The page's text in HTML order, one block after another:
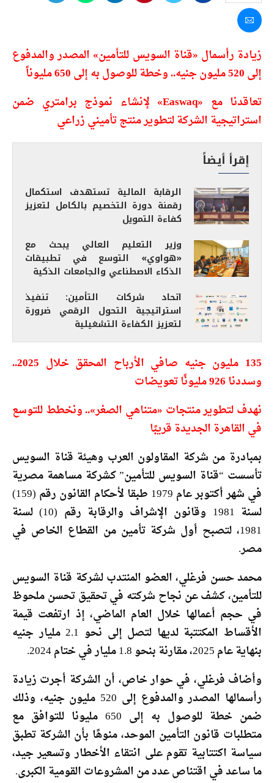
زيادة رأسمال «قناة السويس للتأمين» المصدر والمدفوع
إلى 520 مليون جنيه.. وخطة للوصول به إلى 650 مليوناً
تعاقدنا مع «Easwaq» لإنشاء نموذج برامتري ضمن
استراتيجية الشركة لتطوير منتج تأميني زراعي
إقرأ أيضاً
الرقابة المالية تستهدف استكمال
رقمنة دورة التخصيم بالكامل لتعزيز
كفاءة التمويل
وزير التعليم العالي يبحث مع
«هواوي» التوسع في تطبيقات
الذكاء الاصطناعي والجامعات الذكية
اتحاد شركات التأمين: تنفيذ
استراتيجية التحول الرقمي ضرورة
لتعزيز الكفاءة التشغيلية
135 مليون جنيه صافي الأرباح المحقق خلال 2025..
وسددنا 926 مليونًا تعويضات
نهدف لتطوير منتجات «متناهي الصغر».. ونخطط للتوسع
في القاهرة الجديدة قريبًا
بمبادرة من شركة المقاولون العرب وهيئة قناة السويس
تأسست “قناة السويس للتأمين” كشركة مساهمة مصرية
في شهر أكتوبر عام 1979 طبقا لأحكام القانون رقم (159)
لسنة 1981 وقانون الإشراف والرقابة رقم (10) لسنة
1981، لتصبح أول شركة تأمين من القطاع الخاص في
مصر.
محمد حسن فرغلي، العضو المنتدب لشركة قناة السويس
للتأمين، كشف عن نجاح شركته في تحقيق تحسن ملحوظ
في حجم أعمالها خلال العام الماضي، إذ ارتفعت قيمة
الأقساط المكتتبة لديها لتصل إلى نحو 2.1 مليار جنيه
بنهاية عام 2025، مقارنة بنحو 1.8 مليار في ختام 2024.
وأضاف فرغلي، في حوار خاص، أن الشركة أجرت زيادة
رأسمالها المصدر والمدفوع إلى 520 مليون جنيه، وذلك
ضمن خطة للوصول به إلى 650 مليونا للتوافق مع
متطلبات قانون التأمين الموحد، منوهًا بأن الشركة تطبق
سياسة اكتتابية تقوم على انتقاء الأخطار وتسعير جيد،
ما ساعد في اقتناص عدد من المشروعات القومية الكبرى.